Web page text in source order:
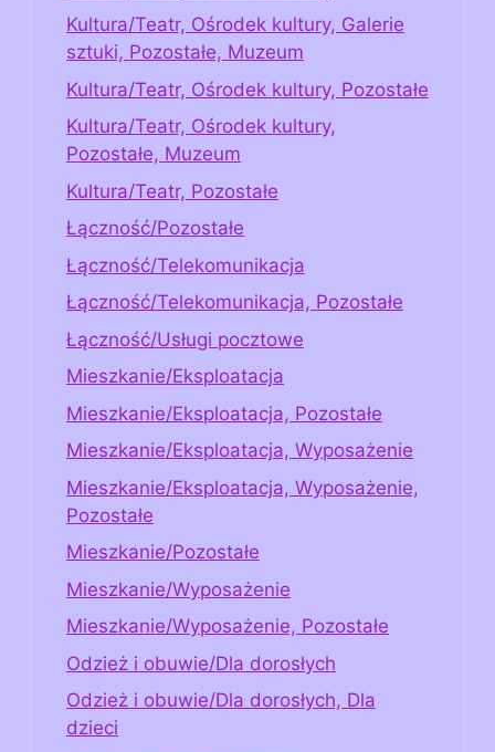
Kultura/Teatr, Ośrodek kultury, Galerie
sztuki, Pozostałe, Muzeum
Kultura/Teatr, Ośrodek kultury, Pozostałe
Kultura/Teatr, Ośrodek kultury,
Pozostałe, Muzeum
Kultura/Teatr, Pozostałe
Łączność/Pozostałe
Łączność/Telekomunikacja
Łączność/Telekomunikacja, Pozostałe
Łączność/Usługi pocztowe
Mieszkanie/Eksploatacja
Mieszkanie/Eksploatacja, Pozostałe
Mieszkanie/Eksploatacja, Wyposażenie
Mieszkanie/Eksploatacja, Wyposażenie,
Pozostałe
Mieszkanie/Pozostałe
Mieszkanie/Wyposażenie
Mieszkanie/Wyposażenie, Pozostałe
Odzież i obuwie/Dla dorosłych
Odzież i obuwie/Dla dorosłych, Dla
dzieci